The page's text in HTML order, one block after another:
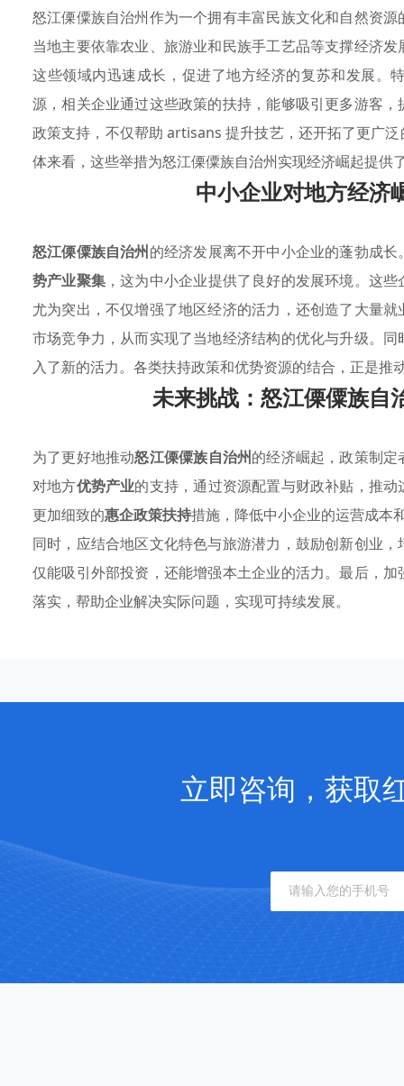
怒江傈僳族自治州作为一个拥有丰富民族文化和自然资源
当地主要依靠农业、旅游业和民族手工艺品等支撑经济
这些领域内迅速成长，促进了地方经济的复苏和发展。
源，相关企业通过这些政策的扶持，能够吸引更多游客
政策支持，不仅帮助 artisans 提升技艺，还开拓了更广
体来看，这些举措为怒江傈僳族自治州实现经济崛起提供
中小企业对地方经济
怒江傈僳族自治州的经济发展离不开中小企业的蓬勃成
势产业聚集 ，这为中小企业提供了良好的发展环境。这
尤为突出，不仅增强了地区经济的活力，还创造了大量
市场竞争力，从而实现了当地经济结构的优化与升级。
入了新的活力。各类扶持政策和优势资源的结合，正是推
未来挑战：怒江傈僳族自
为了更好地推动怒江傈僳族自治州的经济崛起，政策制
对地方优势产业的支持，通过资源配置与财政补贴，推
更加细致的惠企政策扶持措施，降低中小企业的运营成本
同时，应结合地区文化特色与旅游潜力，鼓励创新创业
仅能吸引外部投资，还能增强本土企业的活力。最后，
落实，帮助企业解决实际问题，实现可持续发展。
立即咨询，获取